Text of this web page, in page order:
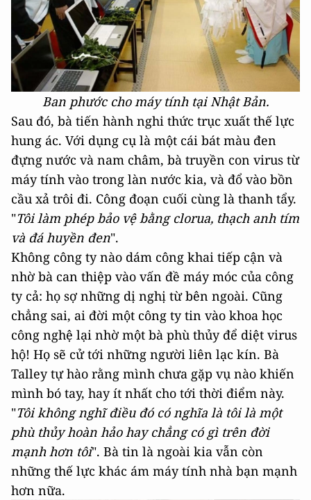
Ban phước cho máy tính tại Nhật Bản.
Sau đó, bà tiến hành nghi thức trục xuất thế lực
hung ác. Với dụng cụ là một cái bát màu đen
đựng nước và nam châm, bà truyền con virus từ
máy tính vào trong làn nước kia, và đổ vào bồn
cầu xả trôi đi. Công đoạn cuối cùng là thanh tẩy.
"Tôi làm phép bảo vệ bằng clorua, thạch anh tím
và đá huyền đen".
Không công ty nào dám công khai tiếp cận và
nhờ bà can thiệp vào vấn đề máy móc của công
ty cả: họ sợ những dị nghị từ bên ngoài. Cũng
chẳng sai, ai đời một công ty tin vào khoa học
công nghệ lại nhờ một bà phù thủy để diệt virus
hộ! Họ sẽ cử tới những người liên lạc kín. Bà
Talley tự hào rằng mình chưa gặp vụ nào khiến
mình bó tay, hay ít nhất cho tới thời điểm này.
"Tôi không nghĩ điều đó có nghĩa là tôi là một
phù thủy hoàn hảo hay chẳng có gì trên đời
mạnh hơn tôi". Bà tin là ngoài kia vẫn còn
những thế lực khác ám máy tính nhà bạn mạnh
hơn nữa.